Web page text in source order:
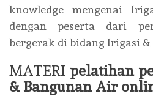
knowledge mengenai
dengan peserta dari
bergerak di bidang Irigasi
MATERI pelatihan
& Bangunan Air